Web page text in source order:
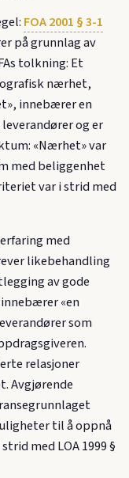
FOA 2001 § 3-1
på grunnlag av
tolkning: Et
nærhet,
innebærer en
og er
«Nærhet» var
med beliggenhet
var i strid med
med
likebehandling
av gode
«en
som
relasjoner
Avgjørende
til å oppnå
med LOA 1999 §